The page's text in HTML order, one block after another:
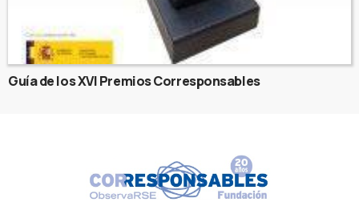
Guía de los XVI Premios Corresponsables